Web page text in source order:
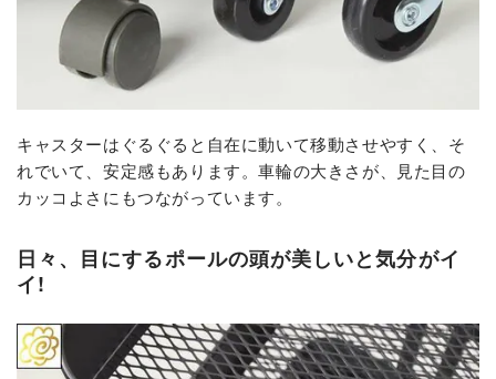
キャスターはぐるぐると自在に動いて移動させやすく、そ
れでいて、安定感もあります。車輪の大きさが、見た目の
カッコよさにもつながっています。
日々、目にするポールの頭が美しいと気分がイ
イ!